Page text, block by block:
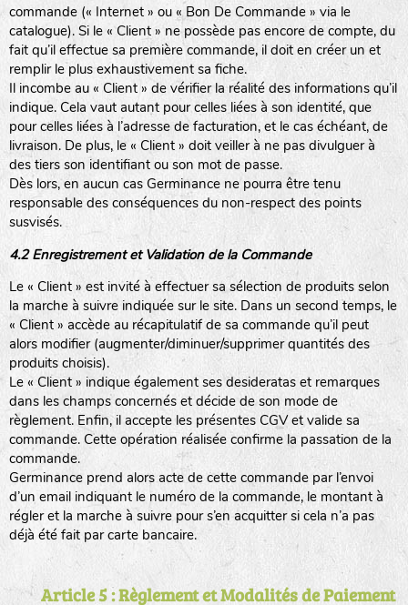
commande (« Internet » ou « Bon De Commande » via le
catalogue). Si le « Client » ne possède pas encore de compte, du
fait qu’il effectue sa première commande, il doit en créer un et
remplir le plus exhaustivement sa fiche.
Il incombe au « Client » de vérifier la réalité des informations qu’il
indique. Cela vaut autant pour celles liées à son identité, que
pour celles liées à l’adresse de facturation, et le cas échéant, de
livraison. De plus, le « Client » doit veiller à ne pas divulguer à
des tiers son identifiant ou son mot de passe.
Dès lors, en aucun cas Germinance ne pourra être tenu
responsable des conséquences du non-respect des points
susvisés.
4.2 Enregistrement et Validation de la Commande
Le « Client » est invité à effectuer sa sélection de produits selon
la marche à suivre indiquée sur le site. Dans un second temps, le
« Client » accède au récapitulatif de sa commande qu’il peut
alors modifier (augmenter/diminuer/supprimer quantités des
produits choisis).
Le « Client » indique également ses desideratas et remarques
dans les champs concernés et décide de son mode de
règlement. Enfin, il accepte les présentes CGV et valide sa
commande. Cette opération réalisée confirme la passation de la
commande.
Germinance prend alors acte de cette commande par l’envoi
d’un email indiquant le numéro de la commande, le montant à
régler et la marche à suivre pour s’en acquitter si cela n’a pas
déjà été fait par carte bancaire.
Article 5 : Règlement et Modalités de Paiement